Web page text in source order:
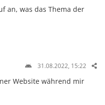
an, was das Thema der
31.08.2022, 15:22
Website während mir